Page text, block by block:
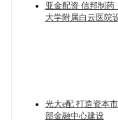
亚金配资 信邦制药
大学附属白云医院
光大e配 打造资本
部金融中心建设